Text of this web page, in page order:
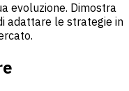
evoluzione. Dimostra
adattare le strategie in